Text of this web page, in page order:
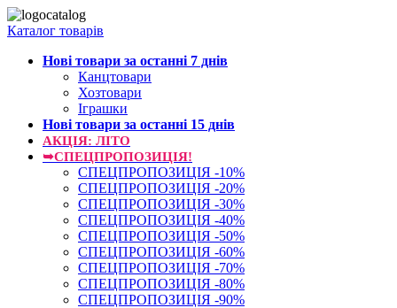
Каталог товарів
Нові товари за останнi 7 днiв
Канцтовари
Хозтовари
Іграшки
Нові товари за останнi 15 днiв
АКЦІЯ: ЛІТО
➥СПЕЦПРОПОЗИЦІЯ!
СПЕЦПРОПОЗИЦІЯ -10%
СПЕЦПРОПОЗИЦІЯ -20%
СПЕЦПРОПОЗИЦІЯ -30%
СПЕЦПРОПОЗИЦІЯ -40%
СПЕЦПРОПОЗИЦІЯ -50%
СПЕЦПРОПОЗИЦІЯ -60%
СПЕЦПРОПОЗИЦІЯ -70%
СПЕЦПРОПОЗИЦІЯ -80%
СПЕЦПРОПОЗИЦІЯ -90%